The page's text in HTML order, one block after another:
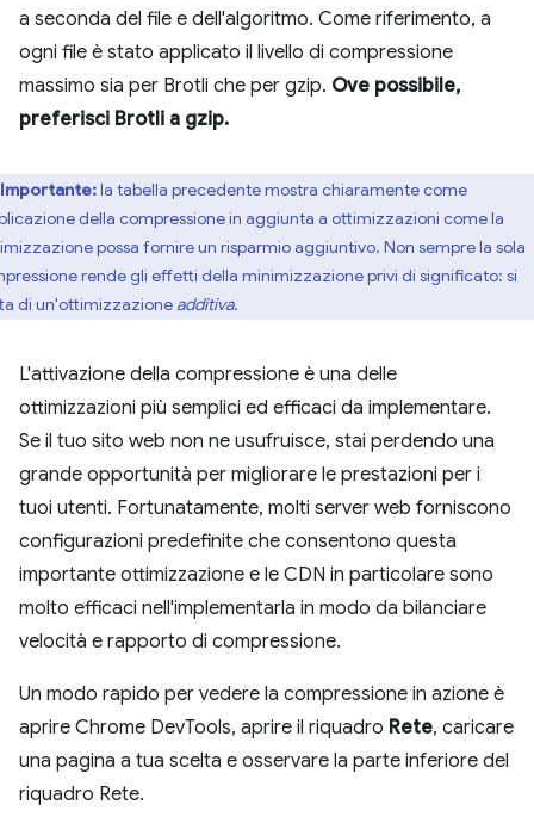
a seconda del file e dell'algoritmo. Come riferimento, a
ogni file è stato applicato il livello di compressione
massimo sia per Brotli che per gzip. Ove possibile,
preferisci Brotli a gzip.
Importante:la tabella precedente mostra chiaramente come
della compressione in aggiunta a ottimizzazioni come la
possa fornire un risparmio aggiuntivo. Non sempre la sola
rende gli effetti della minimizzazione privi di significato: si
di un'ottimizzazione additiva.
L'attivazione della compressione è una delle
ottimizzazioni più semplici ed efficaci da implementare.
Se il tuo sito web non ne usufruisce, stai perdendo una
grande opportunità per migliorare le prestazioni per i
tuoi utenti. Fortunatamente, molti server web forniscono
configurazioni predefinite che consentono questa
importante ottimizzazione e le CDN in particolare sono
molto efficaci nell'implementarla in modo da bilanciare
velocità e rapporto di compressione.
Un modo rapido per vedere la compressione in azione è
aprire Chrome DevTools, aprire il riquadro Rete, caricare
una pagina a tua scelta e osservare la parte inferiore del
riquadro Rete.